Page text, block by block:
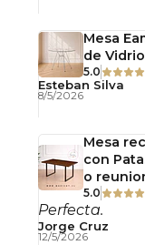
Mesa
de
5.0
Esteban Silva
8/5/2026
Mesa
con
o
5.0
Perfecta.
Jorge Cruz
12/5/2026